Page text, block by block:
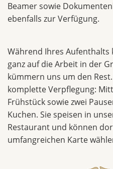
Beamer sowie
ebenfalls zur Verfügung.
Während Ihres Aufenthalts
ganz auf die Arbeit in der
kümmern uns um den
komplette Verpflegung:
Frühstück sowie zwei
Kuchen. Sie speisen in
Restaurant und können
umfangreichen Karte